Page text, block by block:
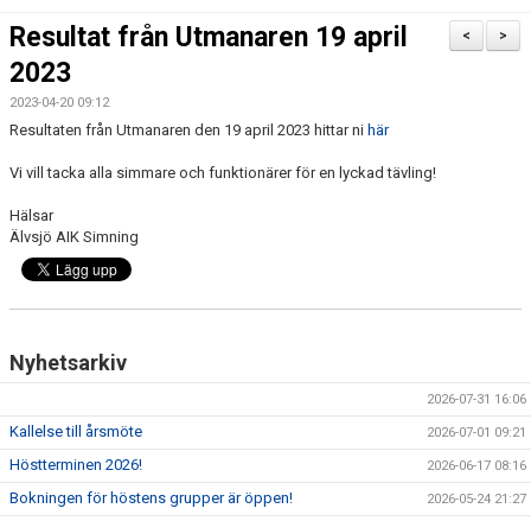
POLICY
ANTIMOBBING
GDPR
ARKIV
VANLIGA FRÅGOR
>
<
Resultat från Utmanaren 19 april
2023
2023-04-20 09:12
Resultaten från Utmanaren den 19 april 2023 hittar ni här
Vi vill tacka alla simmare och funktionärer för en lyckad tävling!
Hälsar
Älvsjö AIK Simning
Nyhetsarkiv
2026-07-31 16:06
Kallelse till årsmöte 2026-07-01 09:21
Höstterminen 2026! 2026-06-17 08:16
Bokningen för höstens grupper är öppen! 2026-05-24 21:27